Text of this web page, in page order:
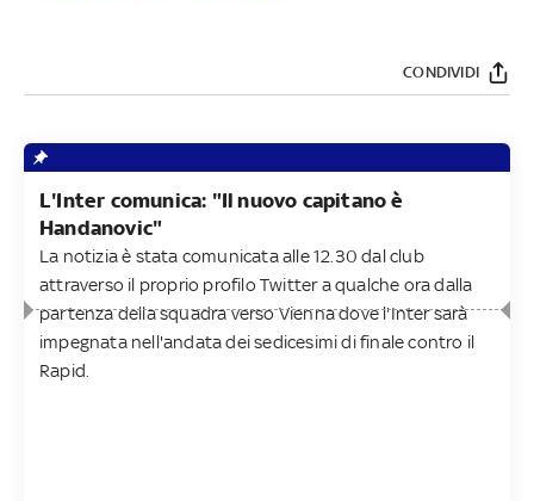
CONDIVIDI
L'Inter comunica: "Il nuovo capitano è
Handanovic"
La notizia è stata comunicata alle 12.30 dal club
attraverso il proprio profilo Twitter a qualche ora dalla
partenza della squadra verso Vienna dove l'Inter sarà
impegnata nell'andata dei sedicesimi di finale contro il
Rapid.